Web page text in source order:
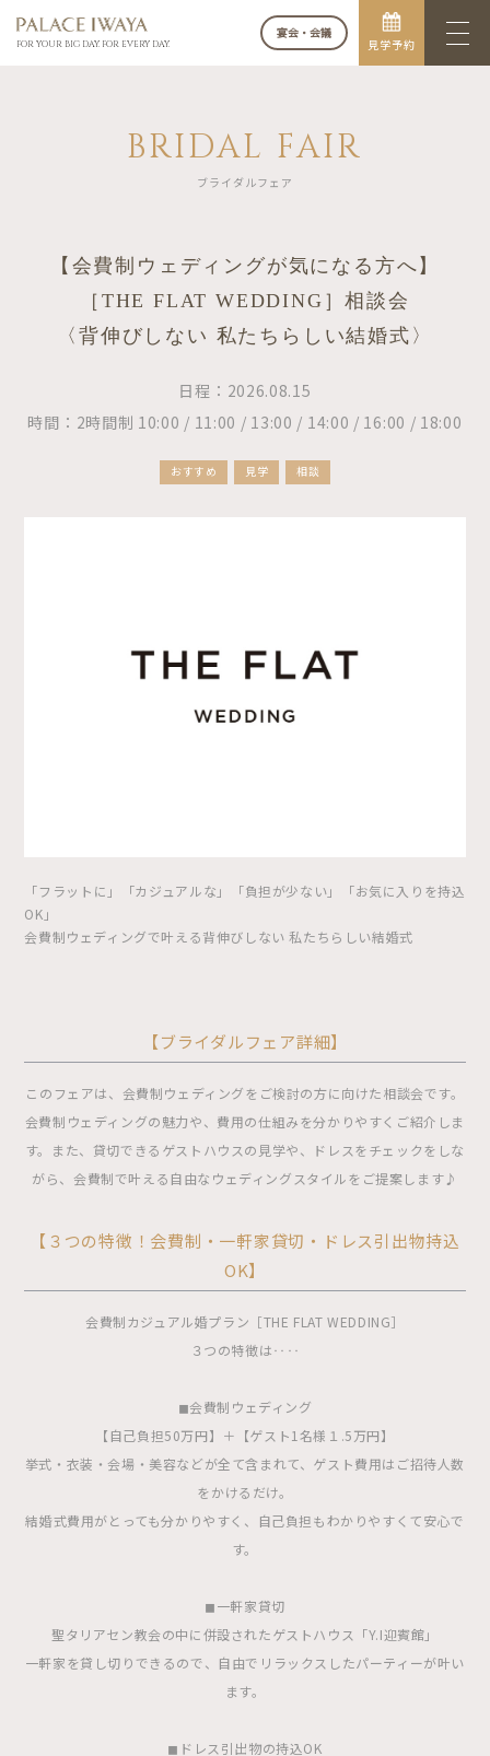
FOR YOUR BIG DAY. FOR EVERY DAY.
宴会・会議
見学予約
BRIDAL FAIR
ブライダルフェア
【会費制ウェディングが気になる方へ】
［THE FLAT WEDDING］相談会
〈背伸びしない 私たちらしい結婚式〉
日程：2026.08.15
時間：2時間制 10:00 / 11:00 / 13:00 / 14:00 / 16:00 / 18:00
おすすめ 見学 相談
「フラットに」「カジュアルな」「負担が少ない」「お気に入りを持込
OK」
会費制ウェディングで叶える背伸びしない 私たちらしい結婚式
【ブライダルフェア詳細】
このフェアは、会費制ウェディングをご検討の方に向けた相談会です。
会費制ウェディングの魅力や、費用の仕組みを分かりやすくご紹介しま
す。また、貸切できるゲストハウスの見学や、ドレスをチェックをしな
がら、会費制で叶える自由なウェディングスタイルをご提案します♪
【３つの特徴！会費制・一軒家貸切・ドレス引出物持込
OK】
会費制カジュアル婚プラン［THE FLAT WEDDING］
３つの特徴は‥‥
◼︎会費制ウェディング
【自己負担50万円】＋【ゲスト1名様１.5万円】
挙式・衣装・会場・美容などが全て含まれて、ゲスト費用はご招待人数
をかけるだけ。
結婚式費用がとっても分かりやすく、自己負担もわかりやすくて安心で
す。
◼︎一軒家貸切
聖タリアセン教会の中に併設されたゲストハウス「Y.I迎賓館」
一軒家を貸し切りできるので、自由でリラックスしたパーティーが叶い
ます。
◼︎ドレス引出物の持込OK